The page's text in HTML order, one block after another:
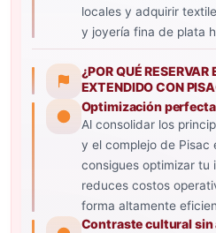
locales y adquirir
y joyería fina de plata
¿POR QUÉ
EXTENDIDO CON
Optimización
Al consolidar los
y el complejo de Pisac
consigues optimizar tu
reduces costos
forma altamente
Contraste cultural sin